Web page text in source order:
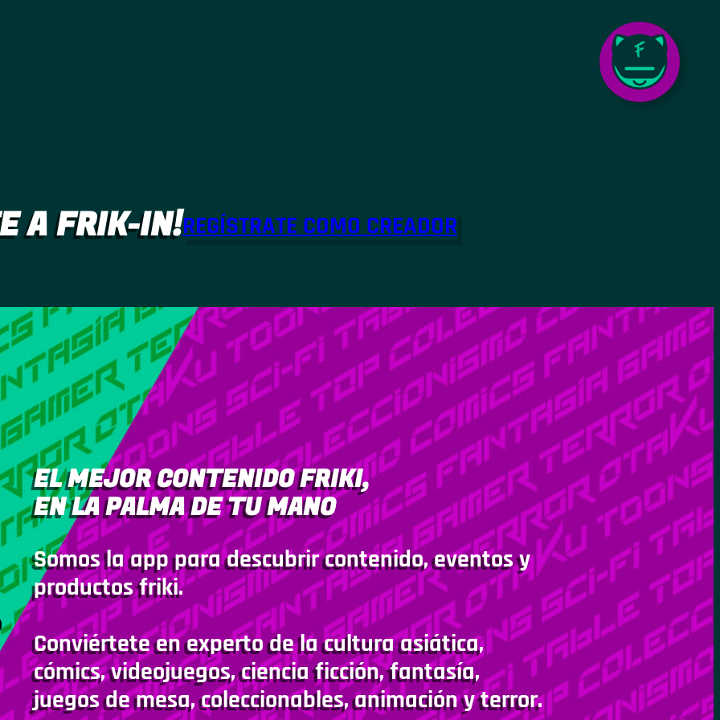
A FRIK-IN!REGÍSTRATE COMO CREADOR
EL MEJOR CONTENIDO FRIKI,
EN LA PALMA DE TU MANO
Somos la app para descubrir contenido, eventos y
productos friki.
Conviértete en experto de la cultura asiática,
cómics, videojuegos, ciencia ficción, fantasía,
juegos de mesa, coleccionables, animación y terror.